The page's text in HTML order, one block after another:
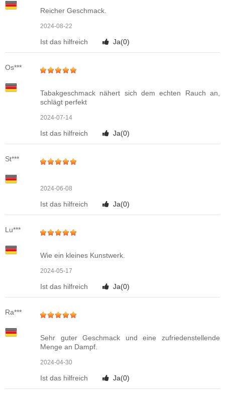
Reicher Geschmack.
2024-08-22
Ist das hilfreich Ja(0)
Os***
Tabakgeschmack nähert sich dem echten Rauch an,
schlägt perfekt
2024-07-14
Ist das hilfreich Ja(0)
St***
2024-06-08
Ist das hilfreich Ja(0)
Lu***
Wie ein kleines Kunstwerk.
2024-05-17
Ist das hilfreich Ja(0)
Ra***
Sehr guter Geschmack und eine zufriedenstellende
Menge an Dampf.
2024-04-30
Ist das hilfreich Ja(0)